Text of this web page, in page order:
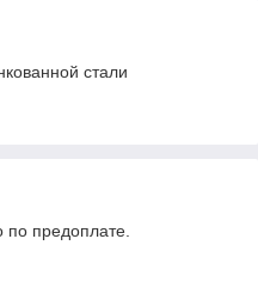
стали
по предоплате.